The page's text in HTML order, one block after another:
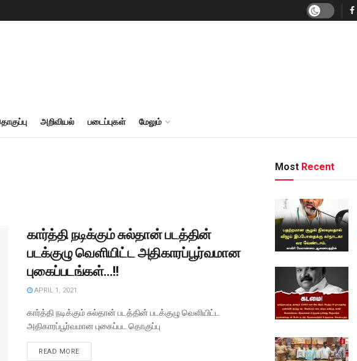
அறிவியல் படைப்புகள் மேலும்
கார்த்தி நடிக்கும் சுல்தான் படத்தின்
படக்குழு வெளியிட்ட அதிகாரப்பூர்வமான
புகைப்படங்கள்…!!
APRIL 1, 2021
கார்த்தி நடிக்கும் சுல்தான் படத்தின் படக்குழு வெளியிட்ட
அதிகாரப்பூர்வமான புகைப்பட தொகுப்பு
READ MORE
Most Recent